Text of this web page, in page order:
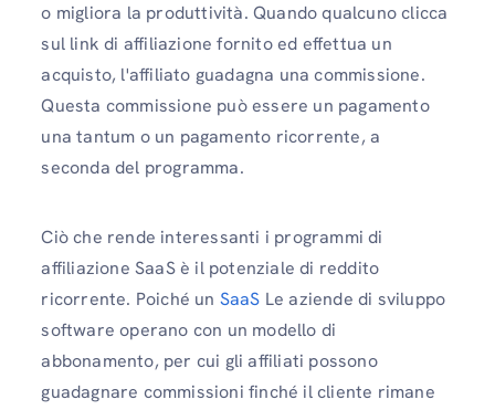
o migliora la produttività. Quando qualcuno clicca
sul link di affiliazione fornito ed effettua un
acquisto, l'affiliato guadagna una commissione.
Questa commissione può essere un pagamento
una tantum o un pagamento ricorrente, a
seconda del programma.
Ciò che rende interessanti i programmi di
affiliazione SaaS è il potenziale di reddito
ricorrente. Poiché un SaaS Le aziende di sviluppo
software operano con un modello di
abbonamento, per cui gli affiliati possono
guadagnare commissioni finché il cliente rimane